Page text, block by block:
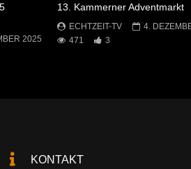
2025
13. Kammerner Adventmarkt
ECHTZEIT-TV
4.
471
3
KONTAKT